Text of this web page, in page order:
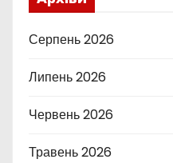
Серпень 2026
Липень 2026
Червень 2026
Травень 2026